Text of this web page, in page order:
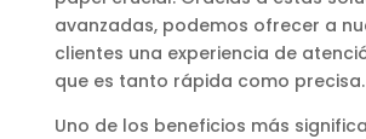
avanzadas, podemos ofrecer a
clientes una experiencia de
que es tanto rápida como precisa.
Uno de los beneficios más